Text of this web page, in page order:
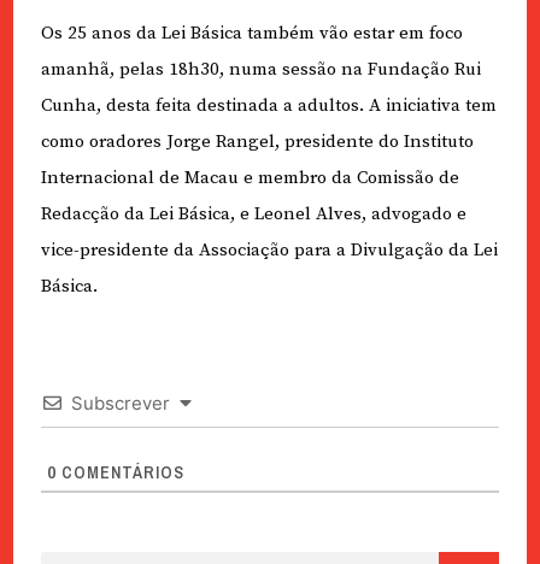
Os 25 anos da Lei Básica também vão estar em foco
amanhã, pelas 18h30, numa sessão na Fundação Rui
Cunha, desta feita destinada a adultos. A iniciativa tem
como oradores Jorge Rangel, presidente do Instituto
Internacional de Macau e membro da Comissão de
Redacção da Lei Básica, e Leonel Alves, advogado e
vice-presidente da Associação para a Divulgação da Lei
Básica.
Subscrever
0 COMENTÁRIOS